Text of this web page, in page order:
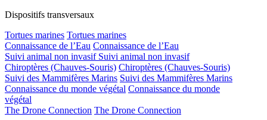
Dispositifs transversaux
Tortues marines Tortues marines
Connaissance de l’Eau Connaissance de l’Eau
Suivi animal non invasif Suivi animal non invasif
Chiroptères (Chauves-Souris) Chiroptères (Chauves-Souris)
Suivi des Mammifères Marins Suivi des Mammifères Marins
Connaissance du monde végétal Connaissance du monde
végétal
The Drone Connection The Drone Connection